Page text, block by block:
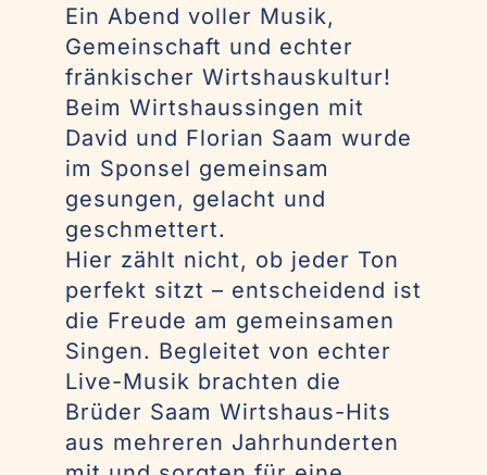
Ein Abend voller Musik,
Gemeinschaft und echter
fränkischer Wirtshauskultur!
Beim Wirtshaussingen mit
David und Florian Saam wurde
im Sponsel gemeinsam
gesungen, gelacht und
geschmettert.
Hier zählt nicht, ob jeder Ton
perfekt sitzt – entscheidend ist
die Freude am gemeinsamen
Singen. Begleitet von echter
Live-Musik brachten die
Brüder Saam Wirtshaus-Hits
aus mehreren Jahrhunderten